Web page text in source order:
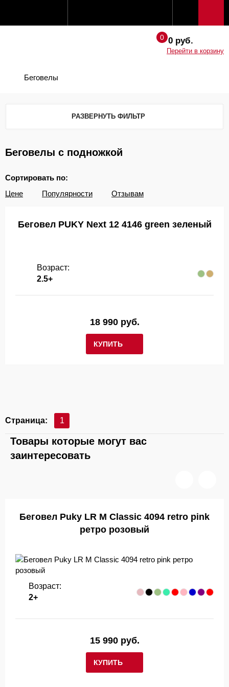
0 руб.
Перейти в корзину
Беговелы
РАЗВЕРНУТЬ ФИЛЬТР
Беговелы с подножкой
Сортировать по:
Цене
Популярности Отзывам
Беговел PUKY Next 12 4146 green зеленый
Возраст:
2.5+
КУПИТЬ
18 990 руб.
Страница: 1
Товары которые могут вас
заинтересовать
Беговел Puky LR M Classic 4094 retro pink
ретро розовый
Возраст:
2+
КУПИТЬ
15 990 руб.